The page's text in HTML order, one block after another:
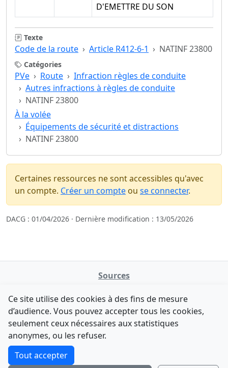
D'EMETTRE DU SON
Texte
Code de la route Article R412-6-1 NATINF 23800
Catégories
PVe Route
Infraction règles de conduite
Autres infractions à règles de conduite
NATINF 23800
À la volée
Équipements de sécurité et distractions
NATINF 23800
Certaines ressources ne sont accessibles qu'avec
un compte. Créer un compte ou se connecter.
DACG : 01/04/2026 · Dernière modification : 13/05/2026
Sources
data.gouv.fr
Legifrance - API
Contact
F-Droid·App Store
Tchap
Comment avez-vous découvert NATINFo ?
Une courte réponse suffit (500 caractères max).
Ce site utilise des cookies à des fins de mesure
d’audience. Vous pouvez accepter tous les cookies,
seulement ceux nécessaires aux statistiques
anonymes, ou les refuser.
Tout accepter